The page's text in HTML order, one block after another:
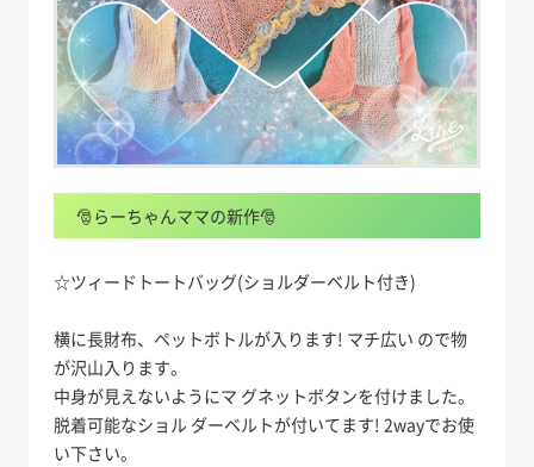
🎅らーちゃんママの新作🎅
☆ツィードトートバッグ(ショルダーベルト付き)
横に長財布、ペットボトルが入ります! マチ広い ので物
が沢山入ります。
中身が見えないようにマ グネットボタンを付けました。
脱着可能なショル ダーベルトが付いてます! 2wayでお使
い下さい。